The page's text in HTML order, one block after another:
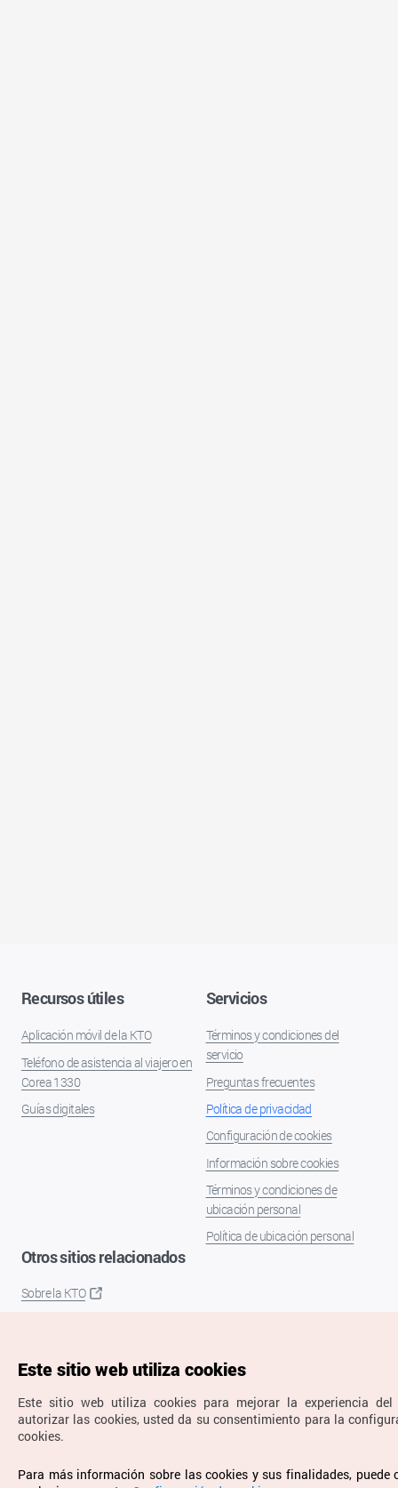
Recursos útiles
Aplicación móvil de la KTO
Teléfono de asistencia al viajero en
Corea 1330
Guías digitales
Servicios
Términos y condiciones del
servicio
Preguntas frecuentes
Política de privacidad
Configuración de cookies
Información sobre cookies
Términos y condiciones de
ubicación personal
Política de ubicación personal
Otros sitios relacionados
Sobre la KTO
Copyrights © Organización de Turismo de Corea. Todos los
Este sitio web utiliza cookies
Este sitio web utiliza cookies para mejorar la experiencia del
autorizar las cookies, usted da su consentimiento para la
cookies.
Para más información sobre las cookies y sus finalidades, puede